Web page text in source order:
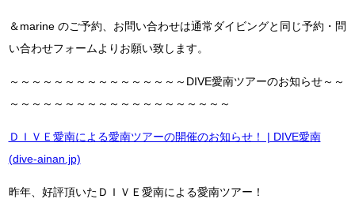
＆marine のご予約、お問い合わせは通常ダイビングと同じ予約・問
い合わせフォームよりお願い致します。
～～～～～～～～～～～～～～～～DIVE愛南ツアーのお知らせ～～
～～～～～～～～～～～～～～～～～～～～
ＤＩＶＥ愛南による愛南ツアーの開催のお知らせ！ | DIVE愛南
(dive-ainan.jp)
昨年、好評頂いたＤＩＶＥ愛南による愛南ツアー！